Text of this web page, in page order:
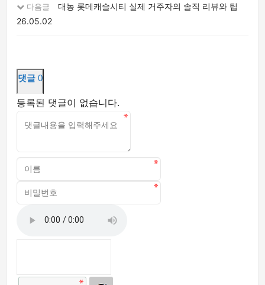
다음글
대농 롯데캐슬시티 실제 거주자의 솔직 리뷰와 팁
26.05.02
댓글 0
등록된 댓글이 없습니다.